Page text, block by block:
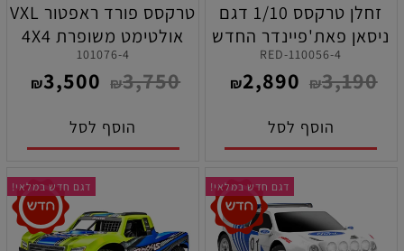
זחלן טרקסס 1/10 דגם
ניסאן פאת'פיינדר החדש
לנסיעה ( אדום )
110056-4-RED
₪3,190
₪2,890
הוסף לסל
טרקסס פורד ראפטור VXL
אולטימט משופרת 4X4
בראשלס חשמלי צבע זהב
מוכן לנסיעה
101076-4
₪3,750
₪3,500
הוסף לסל
דגם חדש במלאי! דגם חדש במלאי!